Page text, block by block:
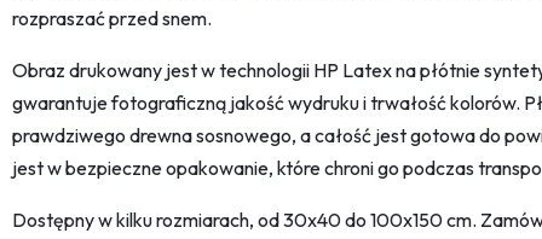
rozpraszać przed snem.
Obraz drukowany jest w technologii HP Latex na płótnie
gwarantuje fotograficzną jakość wydruku i trwałość kolorów.
prawdziwego drewna sosnowego, a całość jest gotowa do
jest w bezpieczne opakowanie, które chroni go podczas
Dostępny w kilku rozmiarach, od 30x40 do 100x150 cm.